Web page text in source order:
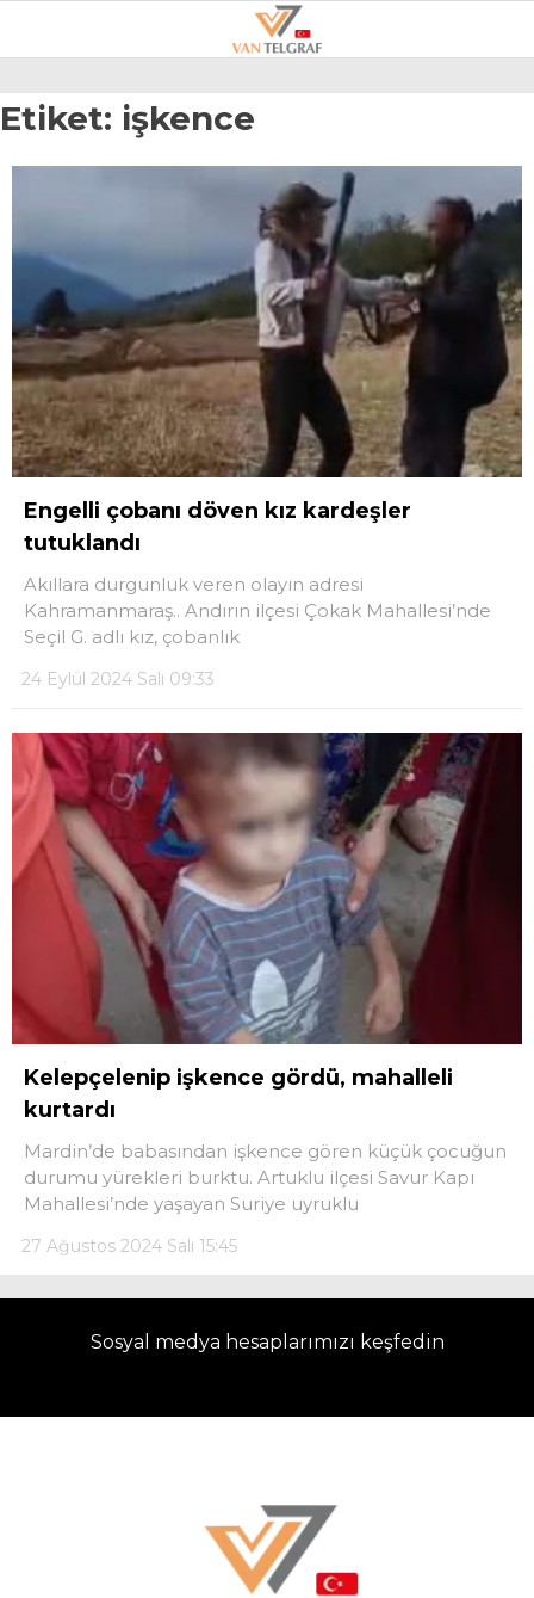
Facebook
Instagram
Youtube
TikTok
Telegram
22.4°
3.SAYFA
GÜNDEM
SPOR
EKONOMI
MAGAZIN
POLITIKA
DÜNYA
DIĞER
Etiket: işkence
Engelli çobanı döven kız kardeşler
tutuklandı
Akıllara durgunluk veren olayın adresi
Kahramanmaraş.. Andırın ilçesi Çokak Mahallesi’nde
Seçil G. adlı kız, çobanlık
24 Eylül 2024 Salı 09:33
Kelepçelenip işkence gördü, mahalleli
kurtardı
Mardin’de babasından işkence gören küçük çocuğun
durumu yürekleri burktu. Artuklu ilçesi Savur Kapı
Mahallesi’nde yaşayan Suriye uyruklu
27 Ağustos 2024 Salı 15:45
Sosyal medya hesaplarımızı keşfedin